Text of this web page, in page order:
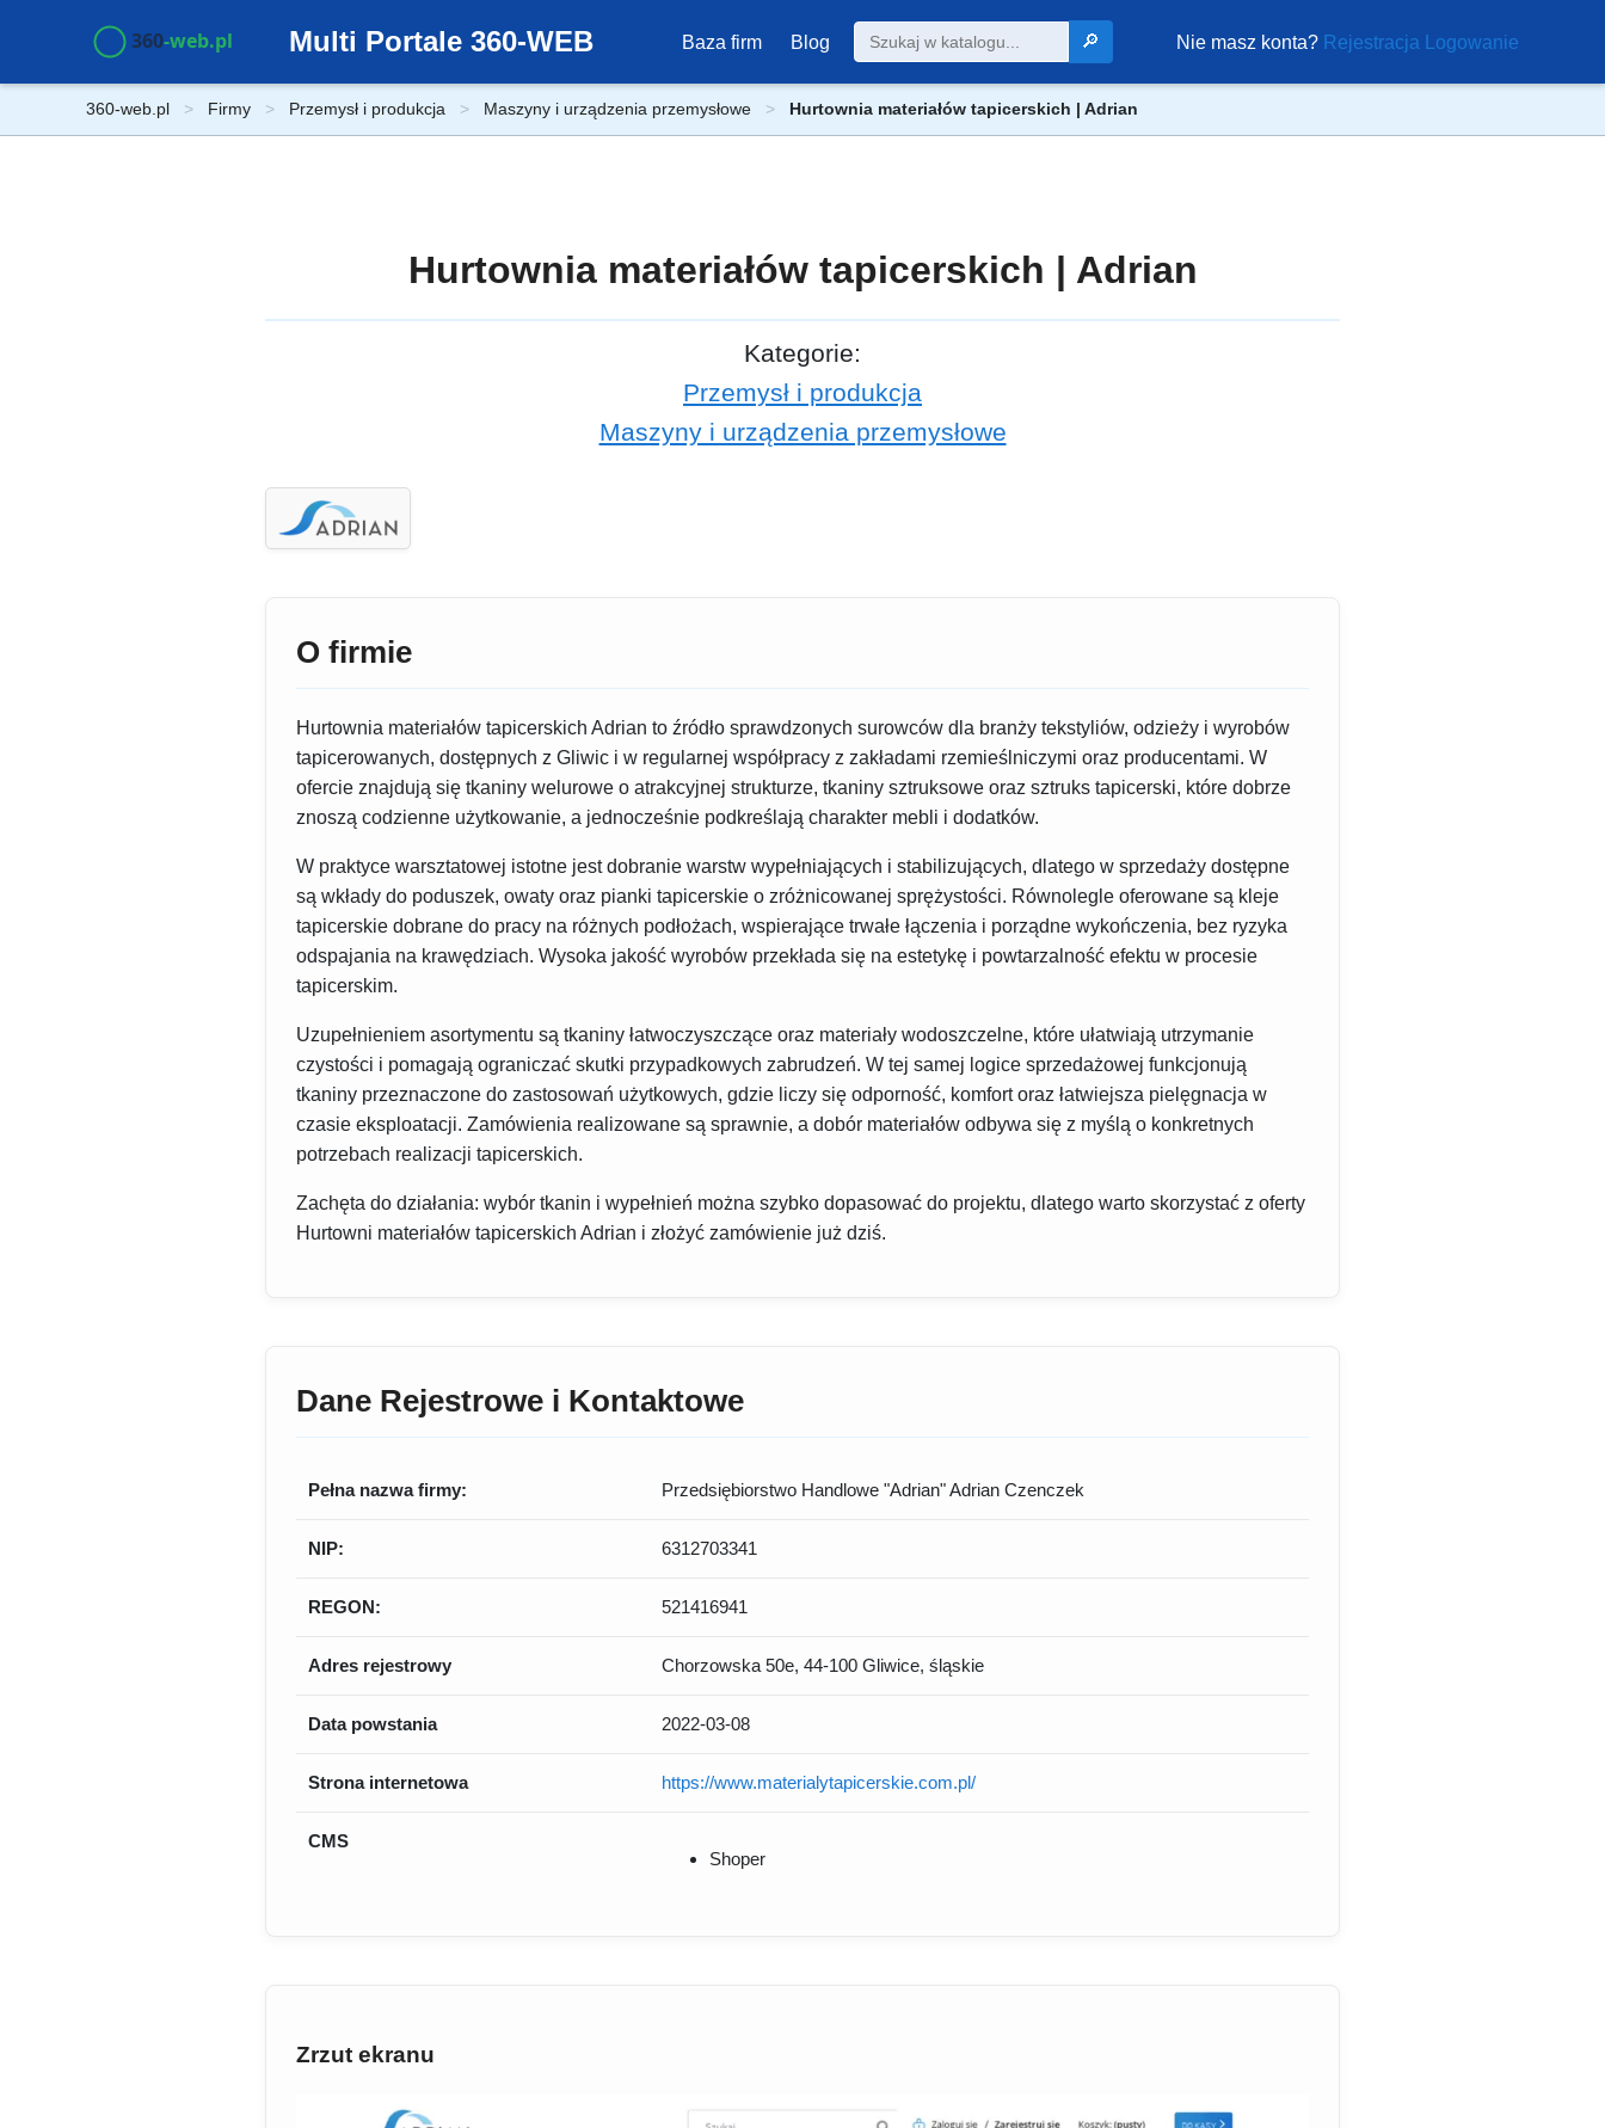
Multi Portale 360-WEB Baza firm Blog 🔎 Nie masz konta? Rejestracja Logowanie
360-web.pl Firmy Przemysł i produkcja Maszyny i urządzenia przemysłowe Hurtownia materiałów tapicerskich | Adrian
Hurtownia materiałów tapicerskich | Adrian
Kategorie:
Przemysł i produkcja
Maszyny i urządzenia przemysłowe
O firmie
Hurtownia materiałów tapicerskich Adrian to źródło sprawdzonych surowców dla branży tekstyliów, odzieży i wyrobów
tapicerowanych, dostępnych z Gliwic i w regularnej współpracy z zakładami rzemieślniczymi oraz producentami. W
ofercie znajdują się tkaniny welurowe o atrakcyjnej strukturze, tkaniny sztruksowe oraz sztruks tapicerski, które dobrze
znoszą codzienne użytkowanie, a jednocześnie podkreślają charakter mebli i dodatków.
W praktyce warsztatowej istotne jest dobranie warstw wypełniających i stabilizujących, dlatego w sprzedaży dostępne
są wkłady do poduszek, owaty oraz pianki tapicerskie o zróżnicowanej sprężystości. Równolegle oferowane są kleje
tapicerskie dobrane do pracy na różnych podłożach, wspierające trwałe łączenia i porządne wykończenia, bez ryzyka
odspajania na krawędziach. Wysoka jakość wyrobów przekłada się na estetykę i powtarzalność efektu w procesie
tapicerskim.
Uzupełnieniem asortymentu są tkaniny łatwoczyszczące oraz materiały wodoszczelne, które ułatwiają utrzymanie
czystości i pomagają ograniczać skutki przypadkowych zabrudzeń. W tej samej logice sprzedażowej funkcjonują
tkaniny przeznaczone do zastosowań użytkowych, gdzie liczy się odporność, komfort oraz łatwiejsza pielęgnacja w
czasie eksploatacji. Zamówienia realizowane są sprawnie, a dobór materiałów odbywa się z myślą o konkretnych
potrzebach realizacji tapicerskich.
Zachęta do działania: wybór tkanin i wypełnień można szybko dopasować do projektu, dlatego warto skorzystać z oferty
Hurtowni materiałów tapicerskich Adrian i złożyć zamówienie już dziś.
Dane Rejestrowe i Kontaktowe
Pełna nazwa firmy: Przedsiębiorstwo Handlowe "Adrian" Adrian Czenczek
NIP: 6312703341
REGON: 521416941
Adres rejestrowy Chorzowska 50e, 44-100 Gliwice, śląskie
Data powstania 2022-03-08
Strona internetowa https://www.materialytapicerskie.com.pl/
CMS
Shoper
Zrzut ekranu